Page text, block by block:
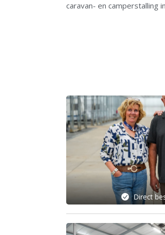
caravan- en camperstalling
Direct